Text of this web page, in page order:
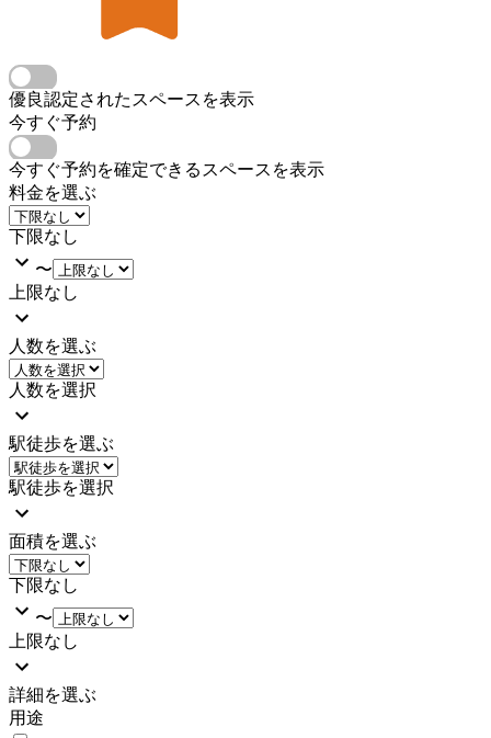
優良認定されたスペースを表示
今すぐ予約
今すぐ予約を確定できるスペースを表示
料金を選ぶ
下限なし
〜
上限なし
人数を選ぶ
人数を選択
駅徒歩を選ぶ
駅徒歩を選択
面積を選ぶ
下限なし
〜
上限なし
詳細を選ぶ
用途